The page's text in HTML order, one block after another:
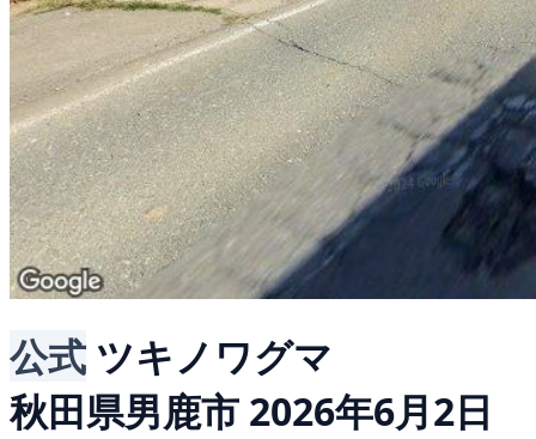
公式 ツキノワグマ
秋田県男鹿市 2026年6月2日